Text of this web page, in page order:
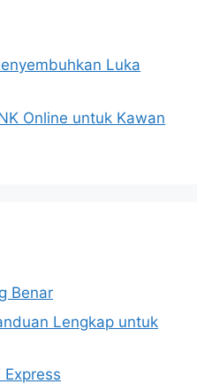
Luka
Online untuk Kawan
Benar
Lengkap untuk
Express